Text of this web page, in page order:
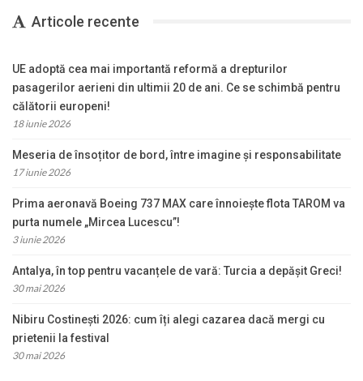
Articole recente
UE adoptă cea mai importantă reformă a drepturilor
pasagerilor aerieni din ultimii 20 de ani. Ce se schimbă pentru
călătorii europeni!
18 iunie 2026
Meseria de însoțitor de bord, între imagine și responsabilitate
17 iunie 2026
Prima aeronavă Boeing 737 MAX care înnoiește flota TAROM va
purta numele „Mircea Lucescu”!
3 iunie 2026
Antalya, în top pentru vacanțele de vară: Turcia a depășit Greci!
30 mai 2026
Nibiru Costinești 2026: cum îți alegi cazarea dacă mergi cu
prietenii la festival
30 mai 2026